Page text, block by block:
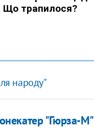
народу"
"Гюрза-М"